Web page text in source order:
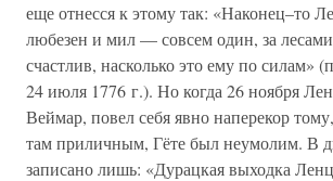
еще отнесся к этому так: «Наконец–то
любезен и мил — совсем один, за
счастлив, насколько это ему по силам»
24 июля 1776 г.). Но когда 26 ноября
Веймар, повел себя явно наперекор
там приличным, Гёте был неумолим. В
записано лишь: «Дурацкая выходка